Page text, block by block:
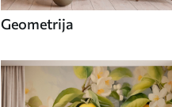
Geometrija